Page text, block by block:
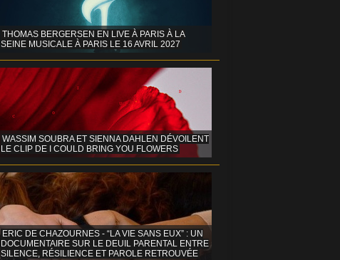
THOMAS BERGERSEN EN LIVE À PARIS À LA
SEINE MUSICALE À PARIS LE 16 AVRIL 2027
WASSIM SOUBRA ET SIENNA DAHLEN DÉVOILENT
LE CLIP DE I COULD BRING YOU FLOWERS
ERIC DE CHAZOURNES - “LA VIE SANS EUX” : UN
DOCUMENTAIRE SUR LE DEUIL PARENTAL ENTRE
SILENCE, RÉSILIENCE ET PAROLE RETROUVÉE